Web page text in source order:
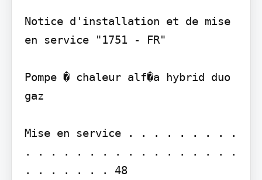
Notice d'installation et de mise
en service "1751 - FR"
Pompe � chaleur alf�a hybrid duo
gaz
Mise en service . . . . . . . . .
. . . . . . . . . . . . . . . . .
. . . . . . . 48